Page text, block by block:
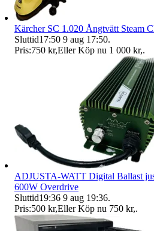
Kärcher SC 1.020 Ångtvätt Steam
Sluttid17:50 9 aug 17:50.
Pris:750 kr,Eller Köp nu 1 000 kr,.
ADJUSTA-WATT Digital Ballast
600W Overdrive
Sluttid19:36 9 aug 19:36.
Pris:500 kr,Eller Köp nu 750 kr,.